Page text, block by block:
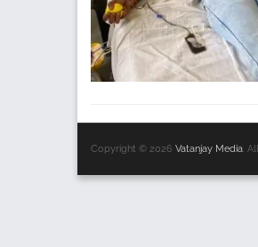
Copyright © 2026 Vatanjay Media.